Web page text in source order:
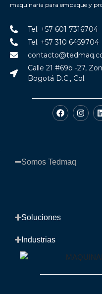
maquinaria para empaque y
Tel. +57 601 7316704
Tel. +57 310 6459704
Calle 21 #69b -27,
Bogotá D.C., Col.
Somos Tedmaq​
Soluciones​
Industrias​